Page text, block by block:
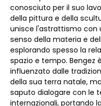
conosciuto per il suo
della pittura e della
unisce l'astrattismo con
senso della materia e
esplorando spesso la
spazio e tempo. Bengez
influenzato dalle
della sua terra natale,
saputo dialogare con le
internazionali, portando